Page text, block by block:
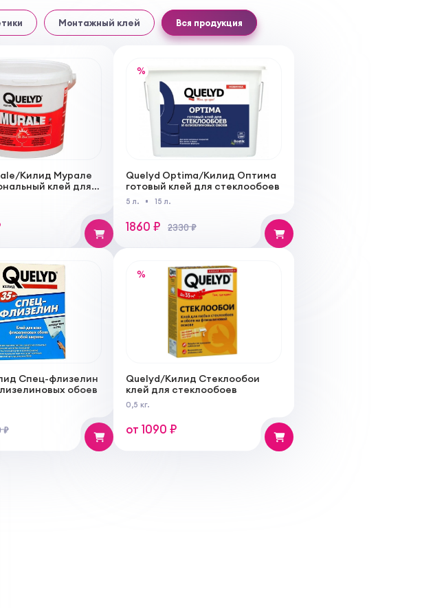
Монтажный клей Вся продукция
Килид Мурале
клей для
%
Quelyd Optima/Килид Оптима
готовый клей для стеклообоев
5 л. 15 л.
1860 ₽ 2330 ₽
Спец-флизелин
обоев
₽
%
Quelyd/Килид Стеклообои
клей для стеклообоев
0,5 кг.
от 1090 ₽